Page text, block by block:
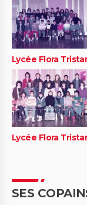
Lycée Flora
Lycée Flora
SES